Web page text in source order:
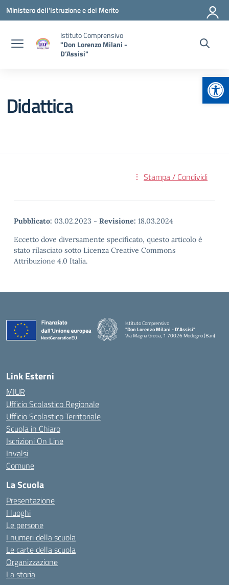
Vai ai contenuti
Vai al menu di navigazione
Vai al footer
Ministero dell'Istruzione e del Merito
Istituto Comprensivo
"Don Lorenzo Milani -
D’Assisi"
Didattica
Stampa / Condividi
Pubblicato: 03.02.2023 - Revisione: 18.03.2024
Eccetto dove diversamente specificato, questo articolo è
stato rilasciato sotto Licenza Creative Commons
Attribuzione 4.0 Italia.
Istituto Comprensivo
"Don Lorenzo Milani - D’Assisi"
Via Magna Grecia, 1 70026 Modugno (Bari)
— Visita la pagina iniziale della scuola
Link Esterni
MIUR
Ufficio Scolastico Regionale
Ufficio Scolastico Territoriale
Scuola in Chiaro
Iscrizioni On Line
Invalsi
Comune
La Scuola
Presentazione
I luoghi
Le persone
I numeri della scuola
Le carte della scuola
Organizzazione
La storia